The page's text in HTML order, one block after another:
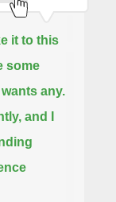
it to this
some
any.
and I